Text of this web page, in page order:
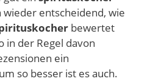
wieder entscheidend, wie
bewertet
in der Regel davon
ein
so besser ist es auch.